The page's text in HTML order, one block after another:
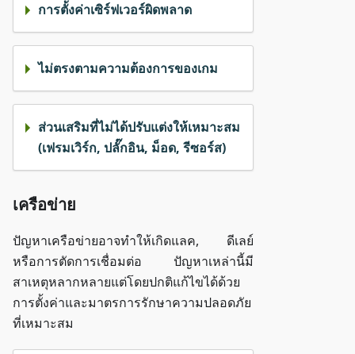
การตั้งค่าเซิร์ฟเวอร์ผิดพลาด
ไม่ตรงตามความต้องการของเกม
ส่วนเสริมที่ไม่ได้ปรับแต่งให้เหมาะสม
(เฟรมเวิร์ก, ปลั๊กอิน, ม็อด, รีซอร์ส)
เครือข่าย
ปัญหาเครือข่ายอาจทำให้เกิดแลค, ดีเลย์
หรือการตัดการเชื่อมต่อ ปัญหาเหล่านี้มี
สาเหตุหลากหลายแต่โดยปกติแก้ไขได้ด้วย
การตั้งค่าและมาตรการรักษาความปลอดภัย
ที่เหมาะสม